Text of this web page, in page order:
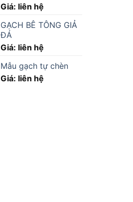
Giá: liên hệ
GẠCH BÊ TÔNG GIẢ
ĐÁ
Giá: liên hệ
Mẫu gạch tự chèn
Giá: liên hệ